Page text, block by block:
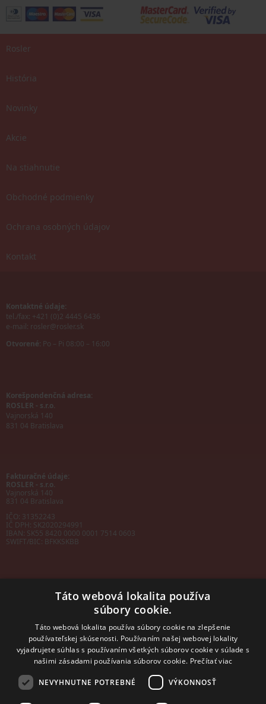
Rosler
História
Novinky
Akcie
Na stiahnutie
Obchodné podmienky
Ochrana osobných údajov
Kontakt
Kontaktné údaje:
tel./fax: +421 (0)2 4445 6436
e-mail: rosler@rosler.sk
Otvorené: Po – Pi 08:00 – 16:00
Korešpondenčná adresa:
ROSLER - s.r.o.
Vajnorská 140
831 04 Bratislava
Fakturačné údaje:
ROSLER - s.r.o.
Vajnorská 140
831 04 Bratislava
IČO: 31352243
IČ DPH: SK2020294991
IBAN: SK55 8420 0000 0001 7514 0603
SWIFT/BIC: BFKKSKBB
sales@rosler.sk
Regionálni zástupcovia
Západ a stred:
+421 903 728 402
Východ
mobil: +421 901 728 409
Táto webová lokalita používa
súbory cookie.
Táto webová lokalita používa súbory cookie na zlepšenie
používateľskej skúsenosti. Používaním našej webovej lokality
vyjadrujete súhlas s používaním všetkých súborov cookie v súlade s
našimi zásadami používania súborov cookie. Prečítať viac
NEVYHNUTNE POTREBNÉ VÝKONNOSŤ